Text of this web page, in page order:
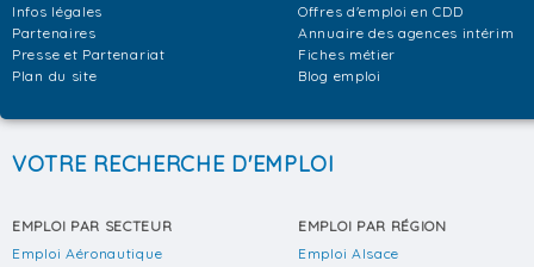
Infos légales
Partenaires
Presse et Partenariat
Plan du site
Offres d'emploi en CDD
Annuaire des agences intérim
Fiches métier
Blog emploi
VOTRE RECHERCHE D'EMPLOI
EMPLOI PAR SECTEUR
Emploi Aéronautique
EMPLOI PAR RÉGION
Emploi Alsace